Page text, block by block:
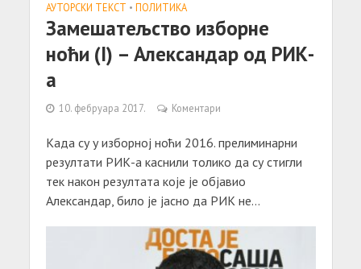
АУТОРСКИ ТЕКСТ • ПОЛИТИКА
Замешатељство изборне
ноћи (I) – Александар од РИК-
а
10. фебруара 2017. Коментари
Када су у изборној ноћи 2016. прелиминарни
резултати РИК-а каснили толико да су стигли
тек након резултата које је објавио
Александар, било је јасно да РИК не...